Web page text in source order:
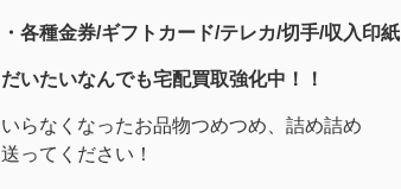
・各種金券/ギフトカード/テレカ/切手/収入印紙
だいたいなんでも宅配買取強化中！！
いらなくなったお品物つめつめ、詰め詰め
送ってください！